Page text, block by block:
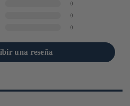
0
0
0
una reseña